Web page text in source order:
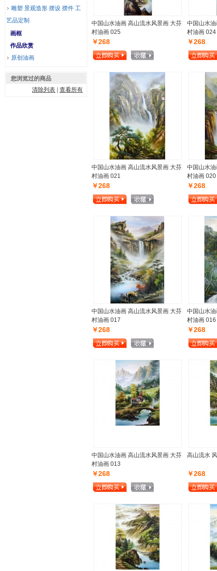
中国山水油画 高山流水风景画 大芬
村油画 025
￥268
中国山水
村油画 024
￥268
中国山水油画 高山流水风景画 大芬
村油画 021
￥268
中国山水
村油画 020
￥268
中国山水油画 高山流水风景画 大芬
村油画 017
￥268
中国山水
村油画 016
￥268
中国山水油画 高山流水风景画 大芬
村油画 013
￥268
高山流水
￥268
雕塑 景观造形 摆设 摆件 工
艺品定制
画框
作品欣赏
原创油画
您浏览过的商品
清除列表 |查看所有